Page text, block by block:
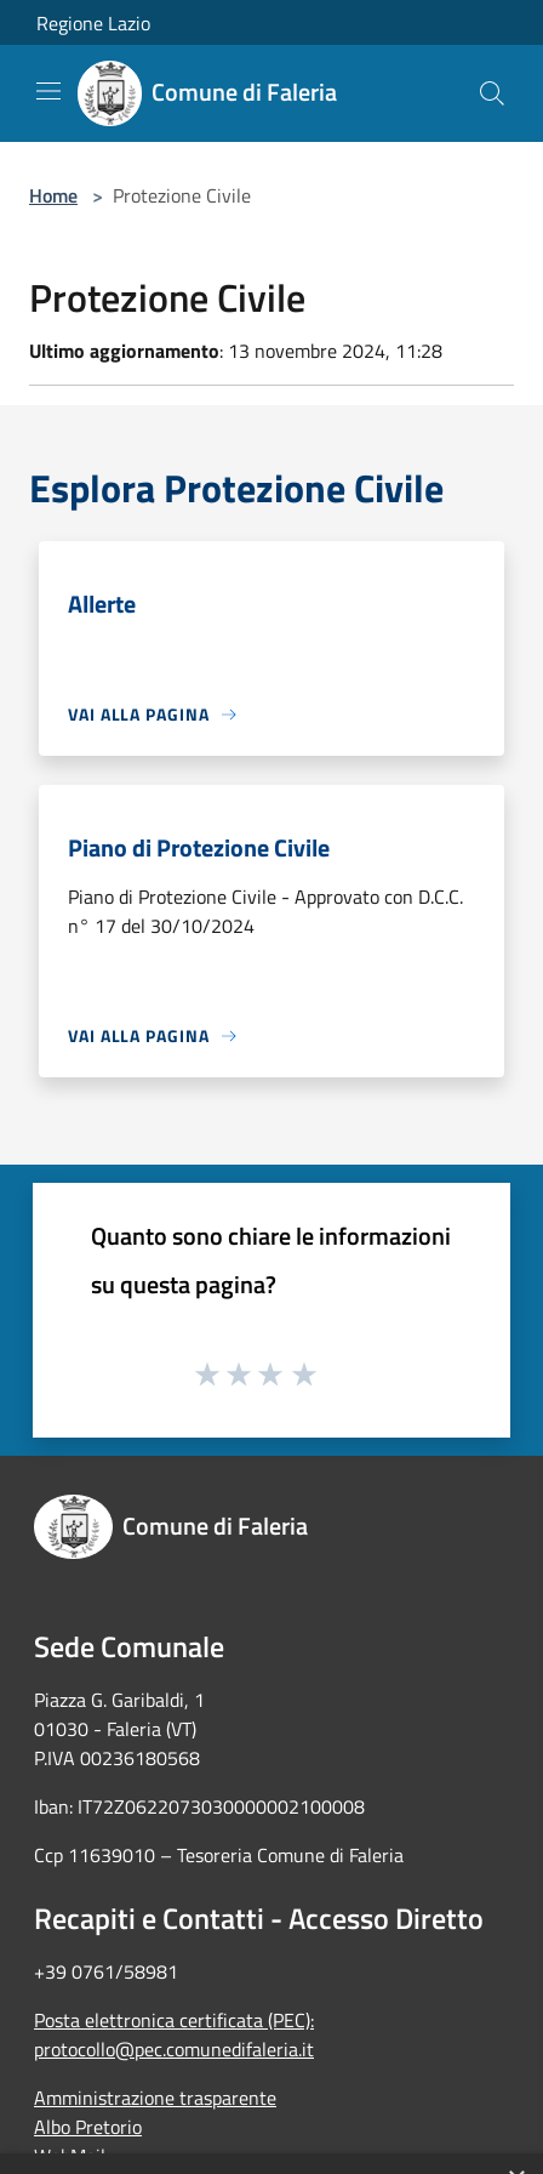
Salta al contenuto principale
Regione Lazio
Comune di Faleria
Home > Protezione Civile
Protezione Civile
Ultimo aggiornamento: 13 novembre 2024, 11:28
Esplora Protezione Civile
Allerte
VAI ALLA PAGINA
Piano di Protezione Civile
Piano di Protezione Civile - Approvato con D.C.C.
n° 17 del 30/10/2024
VAI ALLA PAGINA
Quanto sono chiare le informazioni
su questa pagina?
Comune di Faleria
Sede Comunale
Piazza G. Garibaldi, 1
01030 - Faleria (VT)
P.IVA 00236180568
Iban: IT72Z0622073030000002100008
Ccp 11639010 – Tesoreria Comune di Faleria
Recapiti e Contatti - Accesso Diretto
+39 0761/58981
Posta elettronica certificata (PEC):
protocollo@pec.comunedifaleria.it
Amministrazione trasparente
Albo Pretorio
WebMail